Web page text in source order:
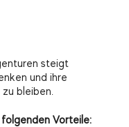
steigt
und ihre
bleiben.
Vorteile: